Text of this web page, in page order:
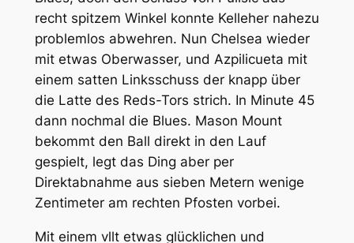
recht spitzem Winkel konnte Kelleher nahezu
problemlos abwehren. Nun Chelsea wieder
mit etwas Oberwasser, und Azpilicueta mit
einem satten Linksschuss der knapp über
die Latte des Reds-Tors strich. In Minute 45
dann nochmal die Blues. Mason Mount
bekommt den Ball direkt in den Lauf
gespielt, legt das Ding aber per
Direktabnahme aus sieben Metern wenige
Zentimeter am rechten Pfosten vorbei.
Mit einem vllt etwas glücklichen und